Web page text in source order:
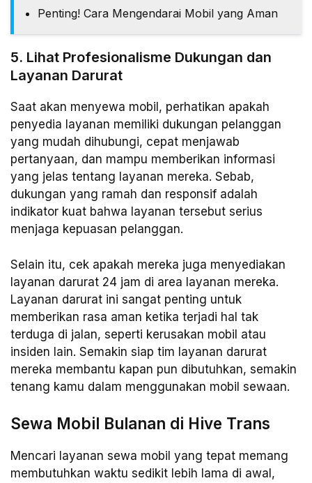
Penting! Cara Mengendarai Mobil yang Aman
5. Lihat Profesionalisme Dukungan dan
Layanan Darurat
Saat akan menyewa mobil, perhatikan apakah
penyedia layanan memiliki dukungan pelanggan
yang mudah dihubungi, cepat menjawab
pertanyaan, dan mampu memberikan informasi
yang jelas tentang layanan mereka. Sebab,
dukungan yang ramah dan responsif adalah
indikator kuat bahwa layanan tersebut serius
menjaga kepuasan pelanggan.
Selain itu, cek apakah mereka juga menyediakan
layanan darurat 24 jam di area layanan mereka.
Layanan darurat ini sangat penting untuk
memberikan rasa aman ketika terjadi hal tak
terduga di jalan, seperti kerusakan mobil atau
insiden lain. Semakin siap tim layanan darurat
mereka membantu kapan pun dibutuhkan, semakin
tenang kamu dalam menggunakan mobil sewaan.
Sewa Mobil Bulanan di Hive Trans
Mencari layanan sewa mobil yang tepat memang
membutuhkan waktu sedikit lebih lama di awal,